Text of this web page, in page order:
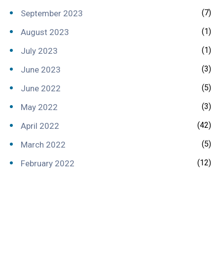
September 2023 (7)
August 2023 (1)
July 2023 (1)
June 2023 (3)
June 2022 (5)
May 2022 (3)
April 2022 (42)
March 2022 (5)
February 2022 (12)